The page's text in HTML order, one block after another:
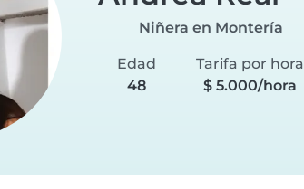
Niñera en Montería
Edad
48
Tarifa por hora
$ 5.000/hora